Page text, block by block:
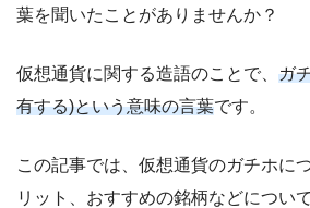
葉を聞いたことがありませんか？
仮想通貨に関する造語のことで、 ガ
有する)という意味の言葉です。
この記事では、仮想通貨のガチホに
リット、おすすめの銘柄などについ